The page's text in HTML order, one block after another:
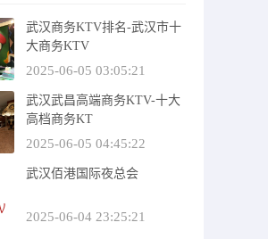
武汉商务KTV排名-武汉市十
大商务KTV
2025-06-05 03:05:21
武汉武昌高端商务KTV-十大
高档商务KT
2025-06-05 04:45:22
武汉佰港国际夜总会
2025-06-04 23:25:21